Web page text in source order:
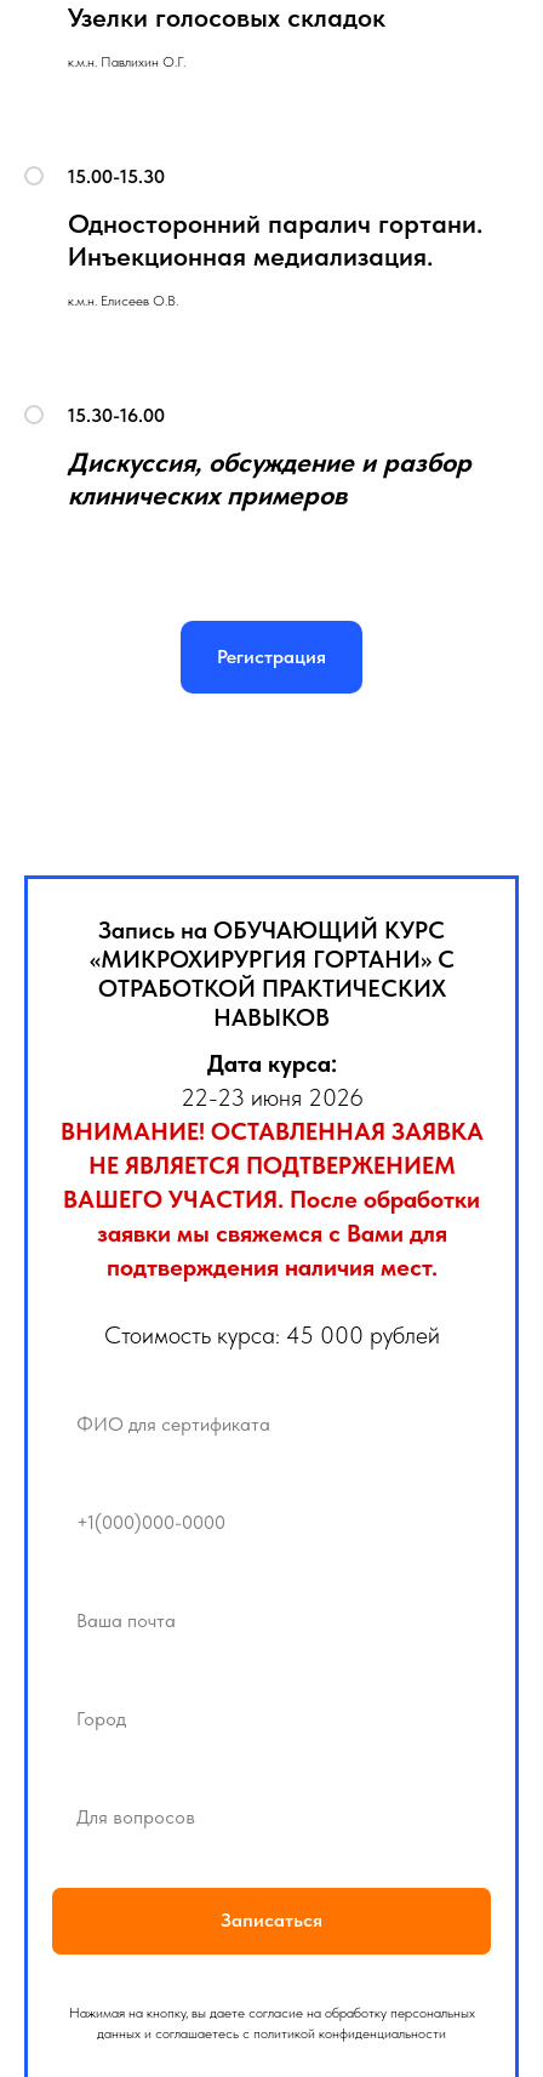
Узелки голосовых складок
к.м.н. Павлихин О.Г.
15.00-15.30
Односторонний паралич гортани.
Инъекционная медиализация.
к.м.н. Елисеев О.В.
15.30-16.00
Дискуссия, обсуждение и разбор
клинических примеров
Регистрация
Запись на ОБУЧАЮЩИЙ КУРС
«МИКРОХИРУРГИЯ ГОРТАНИ» С
ОТРАБОТКОЙ ПРАКТИЧЕСКИХ
НАВЫКОВ
Дата курса:
22-23 июня 2026
ВНИМАНИЕ! ОСТАВЛЕННАЯ ЗАЯВКА
НЕ ЯВЛЯЕТСЯ ПОДТВЕРЖЕНИЕМ
ВАШЕГО УЧАСТИЯ. После обработки
заявки мы свяжемся с Вами для
подтверждения наличия мест.
Стоимость курса: 45 000 рублей
Записаться
Нажимая на кнопку, вы даете согласие на обработку персональных
данных и соглашаетесь c политикой конфиденциальности